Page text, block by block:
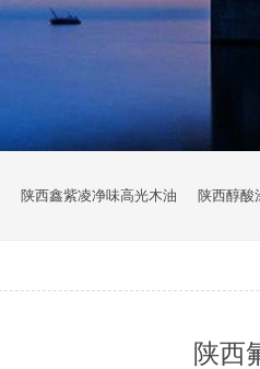
陕西鑫紫凌净味高光木油 陕西醇酸
陕西